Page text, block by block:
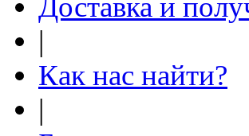
Доставка и
|
Как нас найти?
|